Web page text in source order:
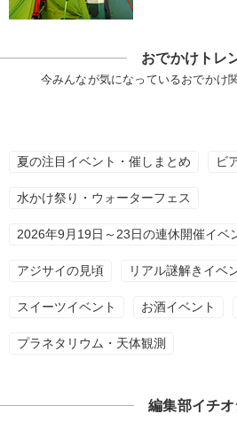
おでかけトレ
今みんなが気になっているおでかけ
夏の注目イベント・催しまとめ ビ
水かけ祭り・ウォーターフェス
2026年9月19日～23日の連休開催イベ
アジサイの見頃 リアル謎解きイベ
スイーツイベント お酒イベント
プラネタリウム・天体観測
編集部イチオ